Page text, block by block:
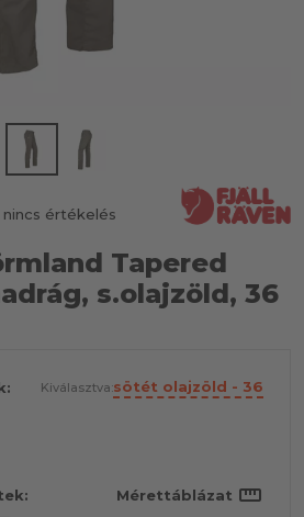
nincs értékelés
Tapered
s.olajzöld, 36
Kiválasztva:sötét olajzöld - 36
Mérettáblázat straighten